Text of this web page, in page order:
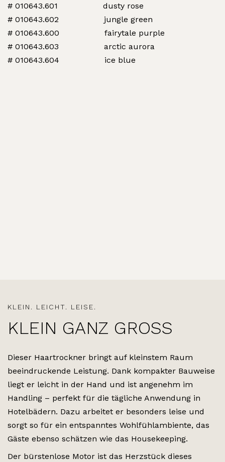
# 010643.601 dusty rose
# 010643.602 jungle green
# 010643.600 fairytale purple
# 010643.603 arctic aurora
# 010643.604 ice blue
KLEIN. LEICHT. LEISE.
KLEIN GANZ GROSS
Dieser Haartrockner bringt auf kleinstem Raum
beeindruckende Leistung. Dank kompakter Bauweise
liegt er leicht in der Hand und ist angenehm im
Handling – perfekt für die tägliche Anwendung in
Hotelbädern. Dazu arbeitet er besonders leise und
sorgt so für ein entspanntes Wohlfühlambiente, das
Gäste ebenso schätzen wie das Housekeeping.
Der bürstenlose Motor ist das Herzstück dieses